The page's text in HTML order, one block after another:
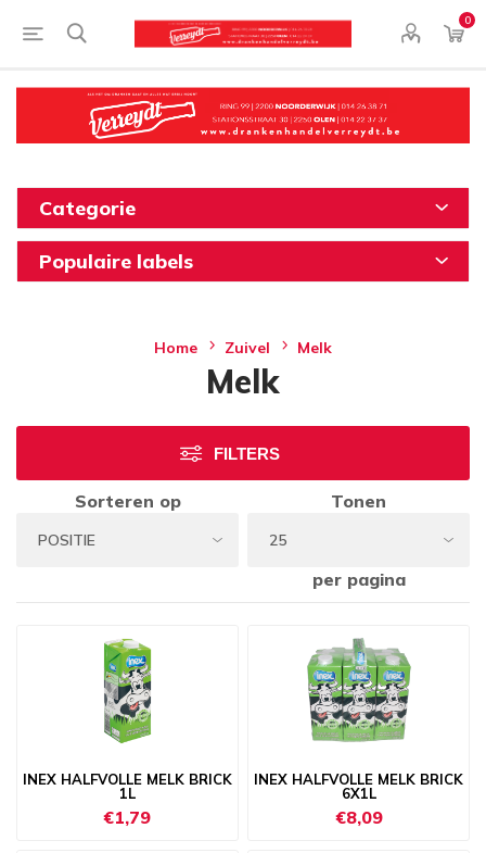
0
Categorie
Populaire labels
Home Zuivel Melk
Melk
FILTERS
Sorteren op Tonen
per pagina
INEX HALFVOLLE MELK BRICK
1L
€1,79
INEX HALFVOLLE MELK BRICK
6X1L
€8,09